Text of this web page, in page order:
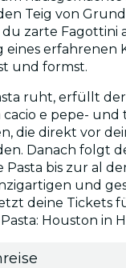
Teig von
zarte Fagottini
erfahrenen
und formst.
ruht, erfüllt
cacio e pepe- und
die direkt vor
Danach folgt
Pasta bis zur al
und
deine Tickets
Houston in